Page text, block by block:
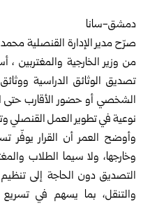
دمشق-سانا
صرّح مدير الإدارة القنصلية محمد
من وزير الخارجية والمغتربين ،
تصديق الوثائق الدراسية
الشخصي أو حضور الأقارب حتى
نوعية في تطوير العمل القنصلي
وأوضح العمر أن القرار يوفّر
وخارجها، ولا سيما الطلاب
التصديق دون الحاجة إلى تنظيم
والتنقل، بما يسهم في تسريع